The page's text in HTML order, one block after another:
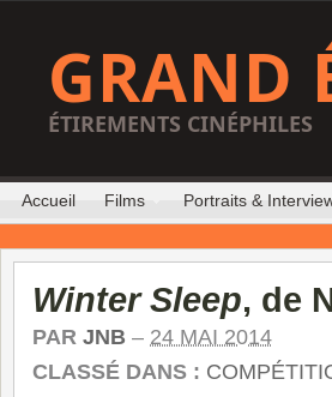
GRAND
ÉTIREMENTS CINÉPHILES
Accueil Films Portraits &
Winter Sleep, de
PAR JNB – 24 MAI 2014
CLASSÉ DANS :